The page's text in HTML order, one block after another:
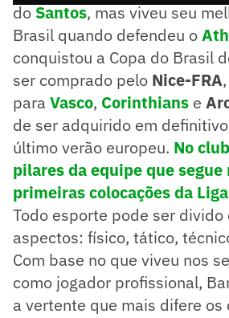
doSantos, mas viveu seu
Brasil quando defendeu o
conquistou a Copa do Brasil
ser comprado pelo Nice-FRA
para Vasco, Corinthians e
de ser adquirido em
último verão europeu. No
pilares da equipe que segue
primeiras colocações da
Todo esporte pode ser
aspectos: físico, tático,
Com base no que viveu nos
como jogador profissional,
a vertente que mais difere os